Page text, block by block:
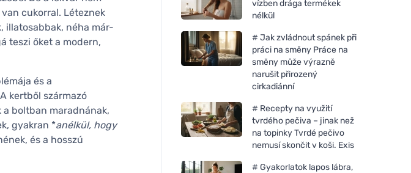
cukorral. Léteznek
illatosabbak, néha már-
teszi őket a modern,
és a
kertből származó
a boltban maradnának,
gyakran *anélkül, hogy
és a hosszú
vízben drága termékek
nélkül
# Jak zvládnout spánek při
práci na směny Práce na
směny může výrazně
narušit přirozený
cirkadiánní
# Recepty na využití
tvrdého pečiva – jinak než
na topinky Tvrdé pečivo
nemusí skončit v koši. Exis
# Gyakorlatok lapos lábra,